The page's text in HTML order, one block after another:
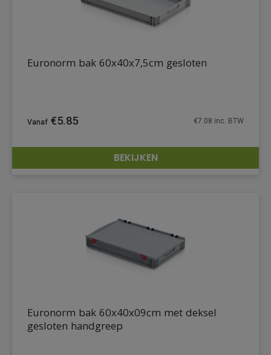
DETAILS
Euronorm bak 60x40x7,5cm gesloten
€5.85 €7.08 inc. BTW
BEKIJKEN
Euronorm bak 60x40x09cm met deksel
gesloten handgreep